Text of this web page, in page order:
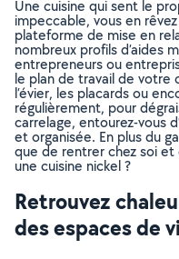
Une cuisine qui sent le
impeccable, vous en
plateforme de mise en
nombreux profils d’aides
entrepreneurs ou
le plan de travail de votre
l’évier, les placards ou
régulièrement, pour
carrelage, entourez-vous
et organisée. En plus du
que de rentrer chez soi
une cuisine nickel ?
Retrouvez
des espaces de